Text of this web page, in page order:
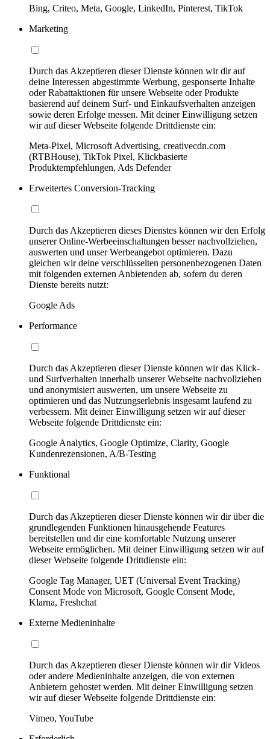
Bing, Criteo, Meta, Google, LinkedIn, Pinterest, TikTok
Marketing
Durch das Akzeptieren dieser Dienste können wir dir auf
deine Interessen abgestimmte Werbung, gesponserte Inhalte
oder Rabattaktionen für unsere Webseite oder Produkte
basierend auf deinem Surf- und Einkaufsverhalten anzeigen
sowie deren Erfolge messen. Mit deiner Einwilligung setzen
wir auf dieser Webseite folgende Drittdienste ein:
Meta-Pixel, Microsoft Advertising, creativecdn.com
(RTBHouse), TikTok Pixel, Klickbasierte
Produktempfehlungen, Ads Defender
Erweitertes Conversion-Tracking
Durch das Akzeptieren dieses Dienstes können wir den Erfolg
unserer Online-Werbeeinschaltungen besser nachvollziehen,
auswerten und unser Werbeangebot optimieren. Dazu
gleichen wir deine verschlüsselten personenbezogenen Daten
mit folgenden externen Anbietenden ab, sofern du deren
Dienste bereits nutzt:
Google Ads
Performance
Durch das Akzeptieren dieser Dienste können wir das Klick-
und Surfverhalten innerhalb unserer Webseite nachvollziehen
und anonymisiert auswerten, um unsere Webseite zu
optimieren und das Nutzungserlebnis insgesamt laufend zu
verbessern. Mit deiner Einwilligung setzen wir auf dieser
Webseite folgende Drittdienste ein:
Google Analytics, Google Optimize, Clarity, Google
Kundenrezensionen, A/B-Testing
Funktional
Durch das Akzeptieren dieser Dienste können wir dir über die
grundlegenden Funktionen hinausgehende Features
bereitstellen und dir eine komfortable Nutzung unserer
Webseite ermöglichen. Mit deiner Einwilligung setzen wir auf
dieser Webseite folgende Drittdienste ein:
Google Tag Manager, UET (Universal Event Tracking)
Consent Mode von Microsoft, Google Consent Mode,
Klarna, Freshchat
Externe Medieninhalte
Durch das Akzeptieren dieser Dienste können wir dir Videos
oder andere Medieninhalte anzeigen, die von externen
Anbietern gehostet werden. Mit deiner Einwilligung setzen
wir auf dieser Webseite folgende Drittdienste ein:
Vimeo, YouTube